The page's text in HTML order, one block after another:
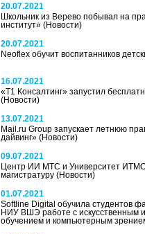
20.07.2021
Школьник из Верево побывал на
институт» (Новости)
20.07.2021
Neoflex обучит воспитанников
16.07.2021
«Т1 Консалтинг» запустил
(Новости)
13.07.2021
Mail.ru Group запускает летнюю
дайвинг» (Новости)
09.07.2021
Центр ИИ МТС и Университет ИТМО
магистратуру (Новости)
01.07.2021
Softline Digital обучила студентов
НИУ ВШЭ работе с искусственным
обучением и компьютерным